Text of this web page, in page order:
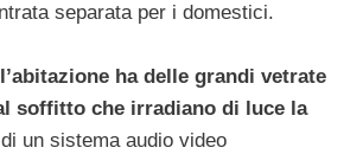
separata per i domestici.
ha delle grandi vetrate
soffitto che irradiano di luce la
un sistema audio video